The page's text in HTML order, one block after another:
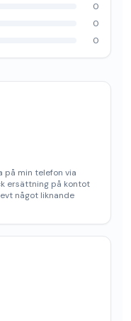
0
0
0
på min telefon via
ersättning på kontot
något liknande